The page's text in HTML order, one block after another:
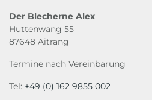
Der Blecherne Alex
Huttenwang 55
87648 Aitrang
Termine nach Vereinbarung
Tel: +49 (0) 162 9855 002